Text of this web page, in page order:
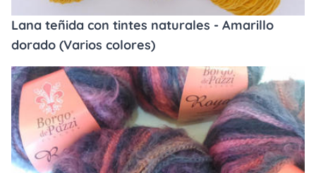
Lana teñida con tintes naturales - Amarillo
dorado (Varios colores)